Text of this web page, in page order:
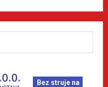
Bez struje na